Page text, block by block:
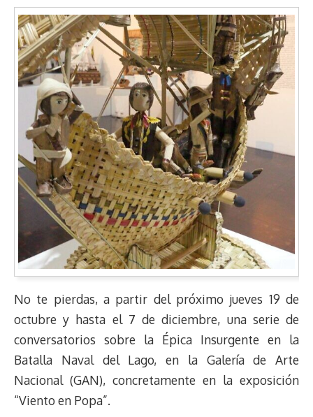
No te pierdas, a partir del próximo jueves 19 de
octubre y hasta el 7 de diciembre, una serie de
conversatorios sobre la Épica Insurgente en la
Batalla Naval del Lago, en la Galería de Arte
Nacional (GAN), concretamente en la exposición
“Viento en Popa”.